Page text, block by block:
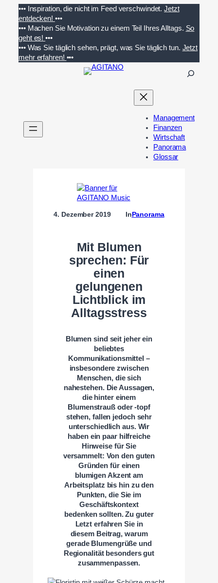
Inhalt
springen
••• Inspiration, die nicht im Feed verschwindet. Jetzt
entdecken! •••
••• Machen Sie Motivation zu einem Teil Ihres Alltags. So
geht es!•••
••• Was Sie täglich sehen, prägt, was Sie täglich tun. Jetzt
mehr erfahren! •••
n
Management
Finanzen
Wirtschaft
Panorama
Glossar
4. Dezember 2019 InPanorama
Mit Blumen
sprechen: Für
einen
gelungenen
Lichtblick im
Alltagsstress
Blumen sind seit jeher ein
beliebtes
Kommunikationsmittel –
insbesondere zwischen
Menschen, die sich
nahestehen. Die Aussagen,
die hinter einem
Blumenstrauß oder -topf
stehen, fallen jedoch sehr
unterschiedlich aus. Wir
haben ein paar hilfreiche
Hinweise für Sie
versammelt: Von den guten
Gründen für einen
blumigen Akzent am
Arbeitsplatz bis hin zu den
Punkten, die Sie im
Geschäftskontext
bedenken sollten. Zu guter
Letzt erfahren Sie in
diesem Beitrag, warum
gerade Blumengrüße und
Regionalität besonders gut
zusammenpassen.